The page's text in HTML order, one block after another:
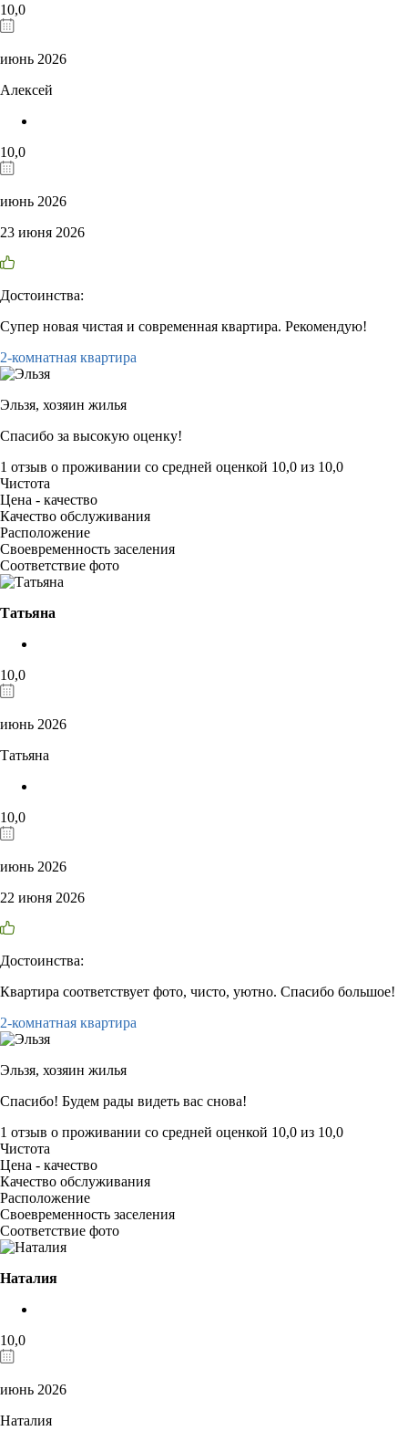
10,0
июнь 2026
Алексей
10,0
июнь 2026
23 июня 2026
Достоинства:
Супер новая чистая и современная квартира. Рекомендую!
2-комнатная квартира
Эльзя, хозяин жилья
Спасибо за высокую оценку!
1 отзыв о проживании со средней оценкой 10,0 из 10,0
Чистота
Цена - качество
Качество обслуживания
Расположение
Своевременность заселения
Соответствие фото
Татьяна
10,0
июнь 2026
Татьяна
10,0
июнь 2026
22 июня 2026
Достоинства:
Квартира соответствует фото, чисто, уютно. Спасибо большое!
2-комнатная квартира
Эльзя, хозяин жилья
Спасибо! Будем рады видеть вас снова!
1 отзыв о проживании со средней оценкой 10,0 из 10,0
Чистота
Цена - качество
Качество обслуживания
Расположение
Своевременность заселения
Соответствие фото
Наталия
10,0
июнь 2026
Наталия